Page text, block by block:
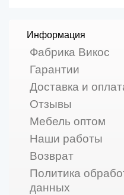
Информация
Фабрика Викос
Гарантии
Доставка и
Отзывы
Мебель оптом
Наши работы
Возврат
Политика
данных